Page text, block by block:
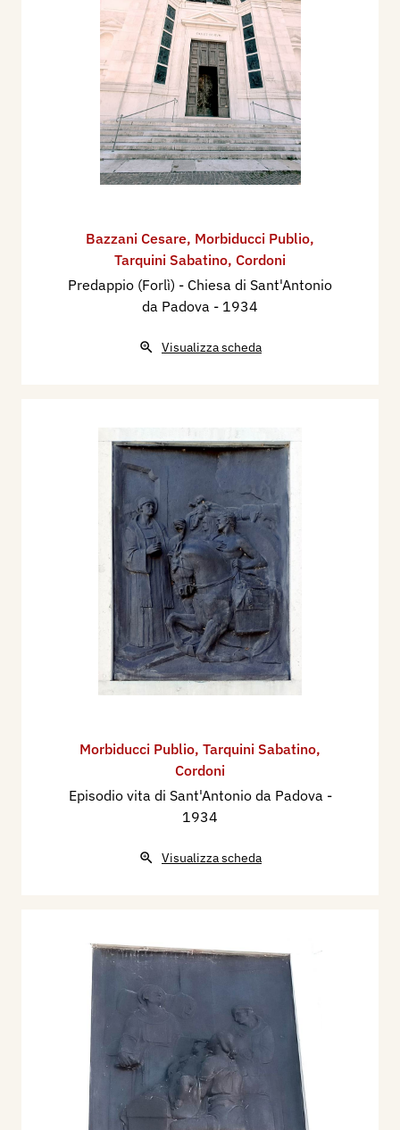
Bazzani Cesare, Morbiducci Publio,
Tarquini Sabatino, Cordoni
Predappio (Forlì) - Chiesa di Sant'Antonio
da Padova - 1934
Visualizza scheda
Morbiducci Publio, Tarquini Sabatino,
Cordoni
Episodio vita di Sant'Antonio da Padova -
1934
Visualizza scheda